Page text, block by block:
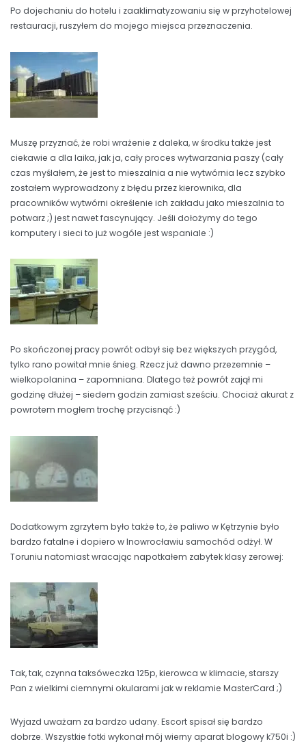
Po dojechaniu do hotelu i zaaklimatyzowaniu się w przyhotelowej
restauracji, ruszyłem do mojego miejsca przeznaczenia.
Muszę przyznać, że robi wrażenie z daleka, w środku także jest
ciekawie a dla laika, jak ja, cały proces wytwarzania paszy (cały
czas myślałem, że jest to mieszalnia a nie wytwórnia lecz szybko
zostałem wyprowadzony z błędu przez kierownika, dla
pracowników wytwórni określenie ich zakładu jako mieszalnia to
potwarz ;) jest nawet fascynujący. Jeśli dołożymy do tego
komputery i sieci to już wogóle jest wspaniale :)
Po skończonej pracy powrót odbył się bez większych przygód,
tylko rano powitał mnie śnieg. Rzecz już dawno przezemnie –
wielkopolanina – zapomniana. Dlatego też powrót zajął mi
godzinę dłużej – siedem godzin zamiast sześciu. Chociaż akurat z
powrotem mogłem trochę przycisnąć :)
Dodatkowym zgrzytem było także to, że paliwo w Kętrzynie było
bardzo fatalne i dopiero w Inowrocławiu samochód odżył. W
Toruniu natomiast wracając napotkałem zabytek klasy zerowej:
Tak, tak, czynna taksóweczka 125p, kierowca w klimacie, starszy
Pan z wielkimi ciemnymi okularami jak w reklamie MasterCard ;)
Wyjazd uważam za bardzo udany. Escort spisał się bardzo
dobrze. Wszystkie fotki wykonał mój wierny aparat blogowy k750i :)